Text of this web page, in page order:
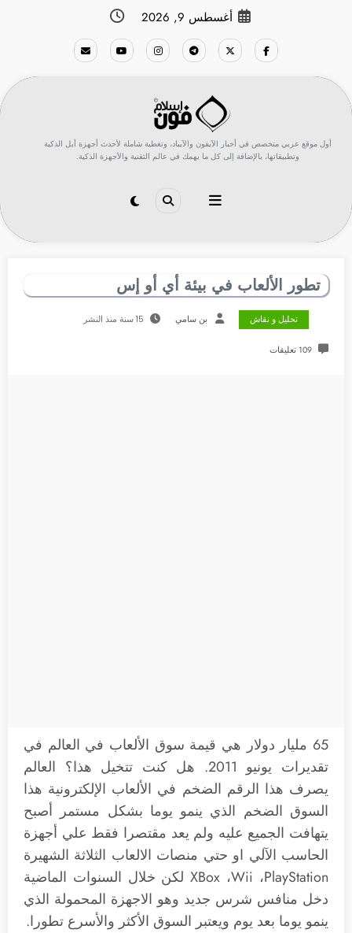
أغسطس 9, 2026
أول موقع عربي متخصص في أخبار الآيفون والآيباد، وتغطية شاملة لأحدث أجهزة أبل الذكية
وتطبيقاتها، بالإضافة إلى كل ما يهمك في عالم التقنية والأجهزة الذكية.
تطور الألعاب في بيئة أي أو إس
تحليل و نقاش بن سامي 15 سنة منذ النشر
109 تعليقات
65 مليار دولار هي قيمة سوق الألعاب في العالم في
تقديرات يونيو 2011. هل كنت تتخيل هذا؟ العالم
يصرف هذا الرقم الضخم في الألعاب الإلكترونية هذا
السوق الضخم الذي ينمو يوما بشكل مستمر أصبح
يتهافت الجميع عليه ولم يعد مقتصرا فقط علي أجهزة
الحاسب الآلي او حتي منصات الالعاب الثلاثة الشهيرة
XBox ،Wii ،PlayStation لكن خلال السنوات الماضية
دخل منافس شرس جديد وهو الاجهزة المحمولة الذي
ينمو يوما بعد يوم ويعتبر السوق الأكثر والأسرع تطورا.